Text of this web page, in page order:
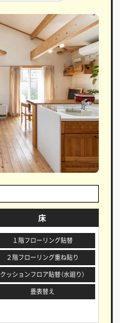
床
１階フローリング貼替
２階フローリング重ね貼り
クッションフロア貼替（水廻り）
畳表替え